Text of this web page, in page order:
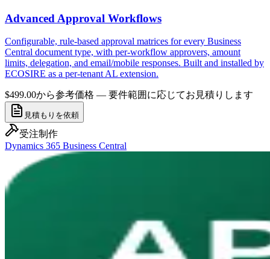
Advanced Approval Workflows
Configurable, rule-based approval matrices for every Business
Central document type, with per-workflow approvers, amount
limits, delegation, and email/mobile responses. Built and installed by
ECOSIRE as a per-tenant AL extension.
$499.00から参考価格 — 要件範囲に応じてお見積りします
見積もりを依頼
受注制作
Dynamics 365 Business Central